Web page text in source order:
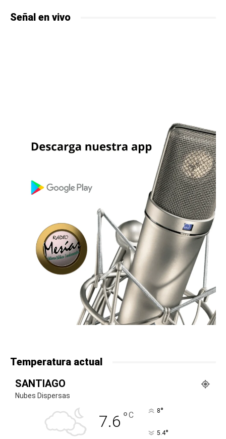
Señal en vivo
Temperatura actual
SANTIAGO
Nubes Dispersas
7.6 °C 8°
5.4°